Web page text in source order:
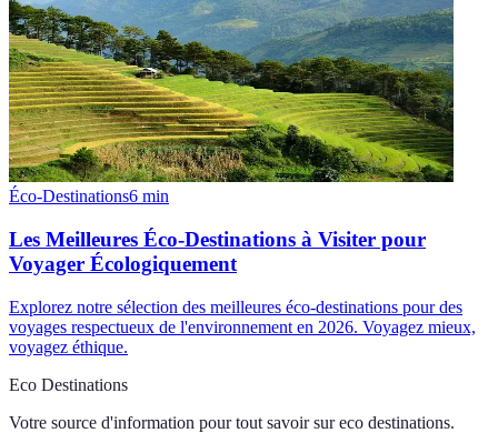
Éco-Destinations6 min
Les Meilleures Éco-Destinations à Visiter pour
Voyager Écologiquement
Explorez notre sélection des meilleures éco-destinations pour des
voyages respectueux de l'environnement en 2026. Voyagez mieux,
voyagez éthique.
Eco Destinations
Votre source d'information pour tout savoir sur eco destinations.